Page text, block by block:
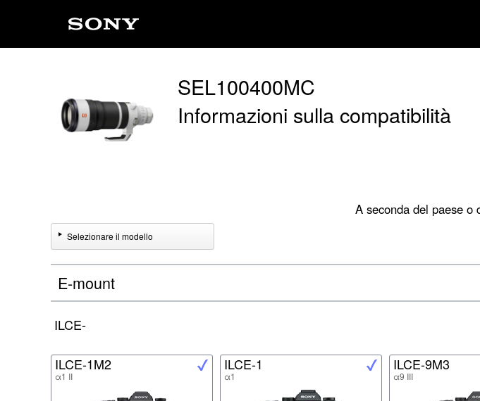
SEL100400MC
Informazioni sulla compatibilità
A seconda del paese o
Selezionare il modello
E-mount
ILCE-
ILCE-1M2
α1 II
ILCE-1
α1
ILCE-9M3
α9 III